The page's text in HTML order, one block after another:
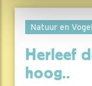
Natuur en
Herleef
hoog..